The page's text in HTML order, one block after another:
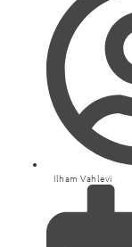
Ilham Vahlevi